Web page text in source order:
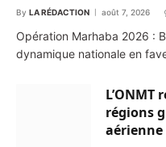
By LA RÉDACTION août 7, 2026
Opération Marhaba 2026 :
dynamique nationale en
régions